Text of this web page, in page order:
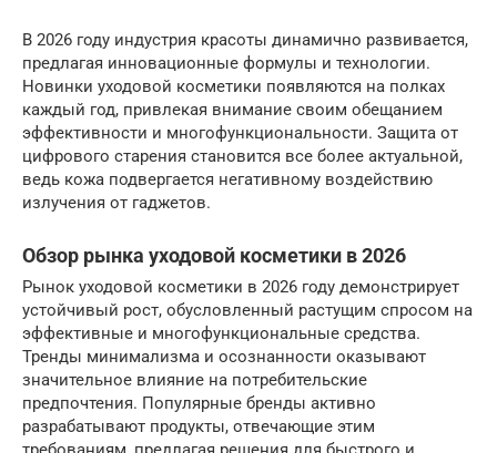
В 2026 году индустрия красоты динамично развивается,
предлагая инновационные формулы и технологии.
Новинки уходовой косметики появляются на полках
каждый год, привлекая внимание своим обещанием
эффективности и многофункциональности. Защита от
цифрового старения становится все более актуальной,
ведь кожа подвергается негативному воздействию
излучения от гаджетов.
Обзор рынка уходовой косметики в 2026
Рынок уходовой косметики в 2026 году демонстрирует
устойчивый рост, обусловленный растущим спросом на
эффективные и многофункциональные средства.
Тренды минимализма и осознанности оказывают
значительное влияние на потребительские
предпочтения. Популярные бренды активно
разрабатывают продукты, отвечающие этим